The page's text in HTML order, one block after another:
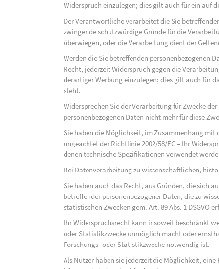
Widerspruch einzulegen; dies gilt auch für ein auf
Der Verantwortliche verarbeitet die Sie
zwingende schutzwürdige Gründe für die
überwiegen, oder die Verarbeitung dient der
Werden die Sie betreffenden personenbezogenen
Recht, jederzeit Widerspruch gegen die
derartiger Werbung einzulegen; dies gilt auch für
steht.
Widersprechen Sie der Verarbeitung für Zwecke
personenbezogenen Daten nicht mehr für diese
Sie haben die Möglichkeit, im Zusammenhang
ungeachtet der Richtlinie 2002/58/EG – Ihr
denen technische Spezifikationen verwendet
Bei Datenverarbeitung zu wissenschaftlichen,
Sie haben auch das Recht, aus Gründen, die sich
betreffender personenbezogener Daten, die zu
statistischen Zwecken gem. Art. 89 Abs. 1 DSGVO
Ihr Widerspruchsrecht kann insoweit beschränkt
oder Statistikzwecke unmöglich macht oder
Forschungs- oder Statistikzwecke notwendig ist.
Als Nutzer haben sie jederzeit die Möglichkeit,